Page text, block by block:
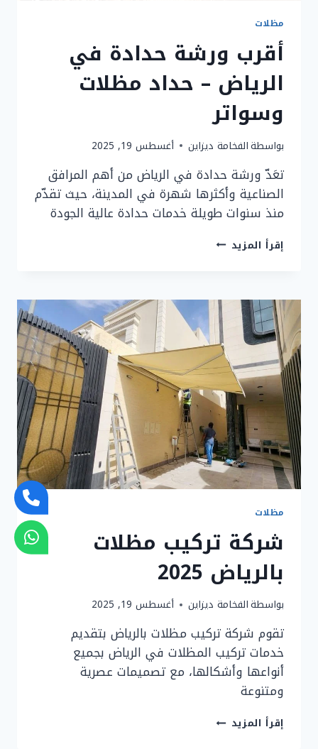
مظلات
أقرب ورشة حدادة في
الرياض – حداد مظلات
وسواتر
بواسطةالفخامة ديزاين أغسطس 19, 2025
تعَدّ ورشة حدادة في الرياض من أهم المرافق
الصناعية وأكثرها شهرة في المدينة، حيث تقدّم
منذ سنوات طويلة خدمات حدادة عالية الجودة
إقرأ المزيد أقرب
الرياض
حداد
مظلات
وسواتر
مظلات
شركة تركيب مظلات
بالرياض 2025
بواسطةالفخامة ديزاين أغسطس 19, 2025
تقوم شركة تركيب مظلات بالرياض بتقديم
خدمات تركيب المظلات في الرياض بجميع
أنواعها وأشكالها، مع تصميمات عصرية
ومتنوعة
إقرأ المزيد شركة